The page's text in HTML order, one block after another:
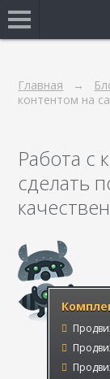
Главная
контентом на
Работа с
сделать